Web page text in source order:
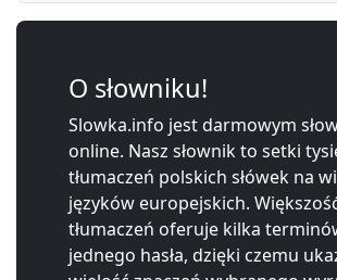
O słowniku!
Slowka.info jest darmowym
online. Nasz słownik to setki
tłumaczeń polskich słówek na
języków europejskich.
tłumaczeń oferuje kilka
jednego hasła, dzięki czemu